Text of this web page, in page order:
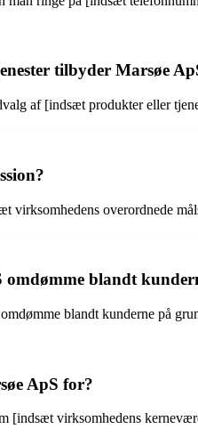
tilbyder Marsøe
af [indsæt produkter eller
virksomhedens overordnede
blandt
blandt kunderne på
ApS for?
[indsæt virksomhedens